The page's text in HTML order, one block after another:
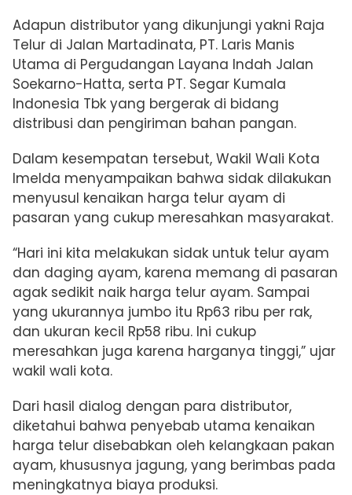
Adapun distributor yang dikunjungi yakni Raja
Telur di Jalan Martadinata, PT. Laris Manis
Utama di Pergudangan Layana Indah Jalan
Soekarno-Hatta, serta PT. Segar Kumala
Indonesia Tbk yang bergerak di bidang
distribusi dan pengiriman bahan pangan.
Dalam kesempatan tersebut, Wakil Wali Kota
Imelda menyampaikan bahwa sidak dilakukan
menyusul kenaikan harga telur ayam di
pasaran yang cukup meresahkan masyarakat.
“Hari ini kita melakukan sidak untuk telur ayam
dan daging ayam, karena memang di pasaran
agak sedikit naik harga telur ayam. Sampai
yang ukurannya jumbo itu Rp63 ribu per rak,
dan ukuran kecil Rp58 ribu. Ini cukup
meresahkan juga karena harganya tinggi,” ujar
wakil wali kota.
Dari hasil dialog dengan para distributor,
diketahui bahwa penyebab utama kenaikan
harga telur disebabkan oleh kelangkaan pakan
ayam, khususnya jagung, yang berimbas pada
meningkatnya biaya produksi.